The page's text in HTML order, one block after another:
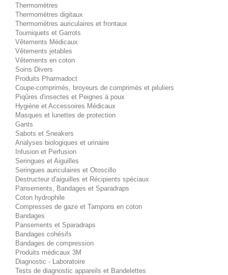
Thermomètres
Thermomètres digitaux
Thermomètres auriculaires et frontaux
Tourniquets et Garrots
Vêtements Médicaux
Vêtements jetables
Vêtements en coton
Soins Divers
Produits Pharmadoct
Coupe-comprimés, broyeurs de comprimés et piluliers
Piqûres d'insectes et Peignes à poux
Hygiène et Accessoires Médicaux
Masques et lunettes de protection
Gants
Sabots et Sneakers
Analyses biologiques et urinaire
Infusion et Perfusion
Seringues et Aiguilles
Seringues auriculaires et Otoscillo
Destructeur d'aiguilles et Récipients spéciaux
Pansements, Bandages et Sparadraps
Coton hydrophile
Compresses de gaze et Tampons en coton
Bandages
Pansements et Sparadraps
Bandages cohésifs
Bandages de compression
Produits médicaux 3M
Diagnostic - Laboratoire
Tests de diagnostic appareils et Bandelettes